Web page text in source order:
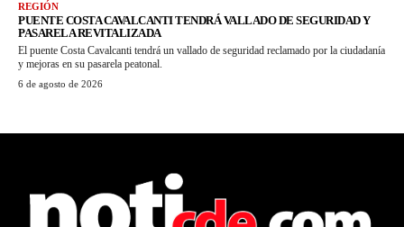
REGIÓN
PUENTE COSTA CAVALCANTI TENDRÁ VALLADO DE SEGURIDAD Y
PASARELA REVITALIZADA
El puente Costa Cavalcanti tendrá un vallado de seguridad reclamado por la ciudadanía
y mejoras en su pasarela peatonal.
6 de agosto de 2026